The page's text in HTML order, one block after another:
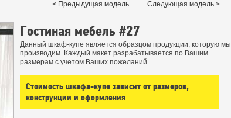
< Предыдущая модель Следующая модель >
Гостиная мебель #27
Данный шкаф-купе является образцом продукции, которую мы
производим. Каждый макет разрабатывается по Вашим
размерам с учетом Ваших пожеланий.
Стоимость шкафа-купе зависит от размеров,
конструкции и оформления